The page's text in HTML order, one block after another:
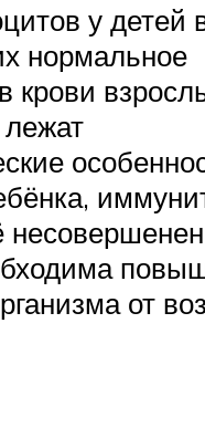
у детей
нормальное
крови
лежат
от